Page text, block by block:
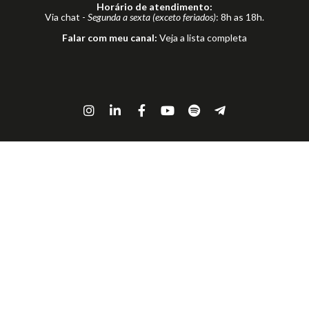
Horário de atendimento:
Via chat - Segunda a sexta (exceto feriados): 8h as 18h.
Falar com meu canal: Veja a lista completa